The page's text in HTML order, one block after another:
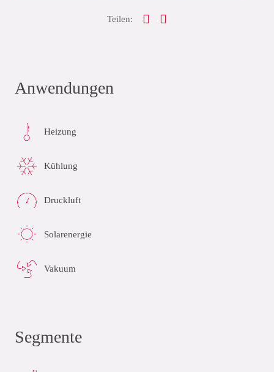
Teilen:
Anwendungen
Heizung
Kühlung
Druckluft
Solarenergie
Vakuum
Segmente